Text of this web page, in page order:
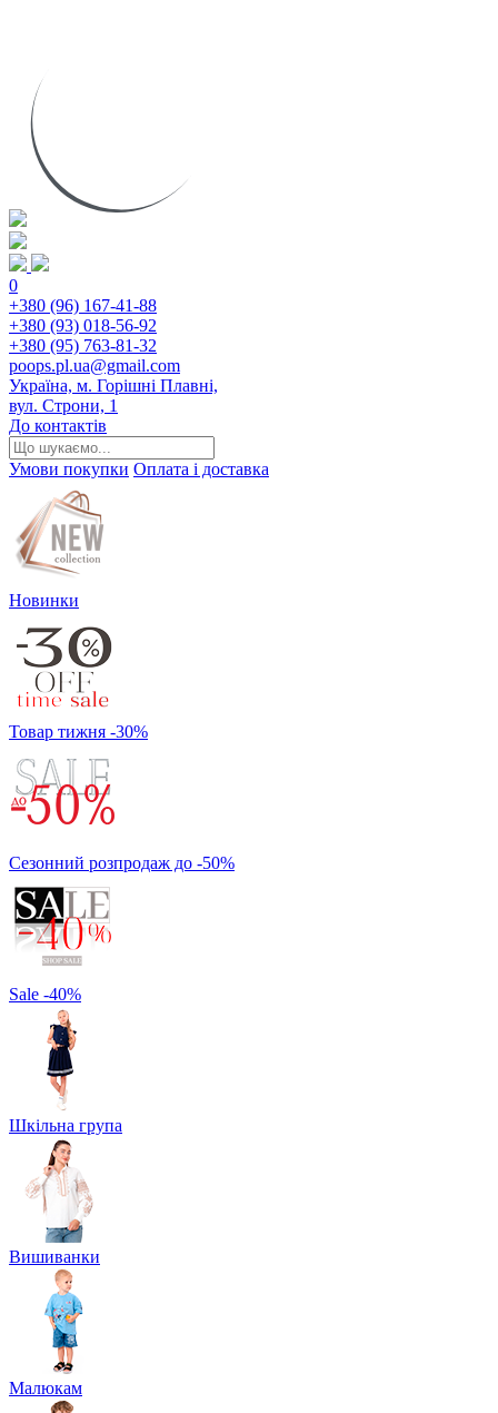
0
+380 (96) 167-41-88
+380 (93) 018-56-92
+380 (95) 763-81-32
poops.pl.ua@gmail.com
Україна, м. Горішні Плавні,
вул. Строни, 1
До контактів
Умови покупки Оплата і доставка
Новинки
Товар тижня -30%
Сезонний розпродаж до -50%
Sale -40%
Шкільна група
Вишиванки
Малюкам